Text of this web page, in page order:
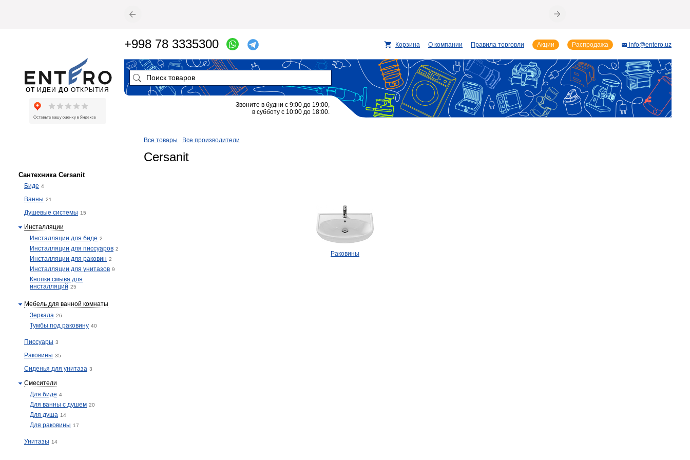
Все товары Все производители
Cersanit
Раковины
Сантехника Cersanit
Биде 4
Ванны 21
Душевые системы 15
Инсталляции
Инсталляции для биде 2
Инсталляции для писсуаров 2
Инсталляции для раковин 2
Инсталляции для унитазов 9
Кнопки смыва для
инсталляций 25
Мебель для ванной комнаты
Зеркала 26
Тумбы под раковину 40
Писсуары 3
Раковины 35
Сиденья для унитаза 3
Смесители
Для биде 4
Для ванны с душем 20
Для душа 14
Для раковины 17
Унитазы 14
ОТ ИДЕИ ДО ОТКРЫТИЯ
+998 78 3335300 Корзина О компании Правила торговли Акции Распродажа info@entero.uz
Звоните в будни с 9:00 до 19:00,
в субботу с 10:00 до 18:00.